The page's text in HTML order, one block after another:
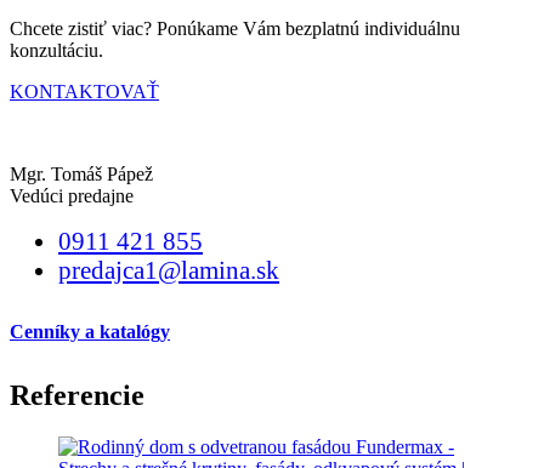
Chcete zistiť viac? Ponúkame Vám bezplatnú individuálnu
konzultáciu.
KONTAKTOVAŤ
Mgr. Tomáš Pápež
Vedúci predajne
0911 421 855
predajca1@lamina.sk
Cenníky a katalógy
Referencie